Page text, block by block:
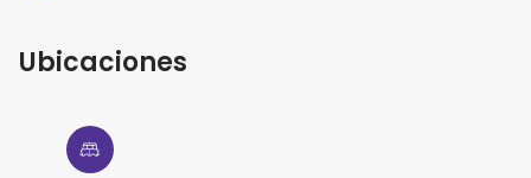
Ubicaciones